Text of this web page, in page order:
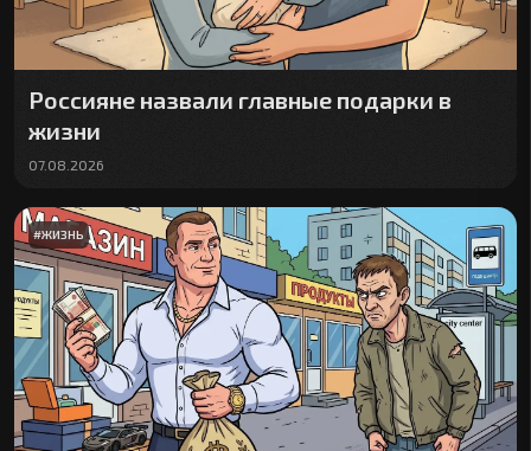
Россияне назвали главные подарки в
жизни
07.08.2026
#ЖИЗНЬ